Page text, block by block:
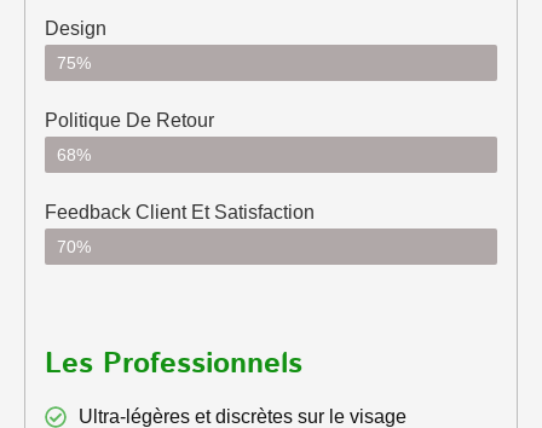
Design
75%
Politique De Retour
68%
Feedback Client Et Satisfaction
70%
Les Professionnels
Ultra-légères et discrètes sur le visage